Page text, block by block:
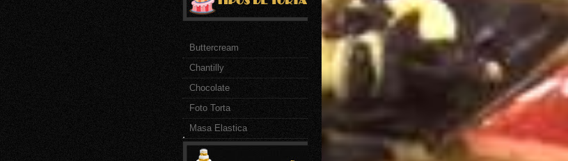
Buttercream
Chantilly
Chocolate
Foto Torta
Masa Elastica
.